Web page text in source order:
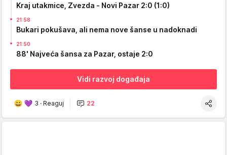
Kraj utakmice, Zvezda - Novi Pazar 2:0 (1:0)
21:58
Bukari pokušava, ali nema nove šanse u nadoknadi
21:50
88' Najveća šansa za Pazar, ostaje 2:0
Vidi razvoj događaja
3 · Reaguj 22